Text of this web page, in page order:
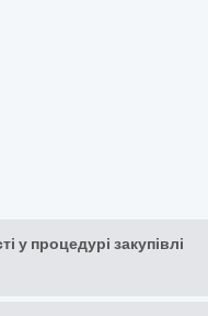
у процедурі закупівлі